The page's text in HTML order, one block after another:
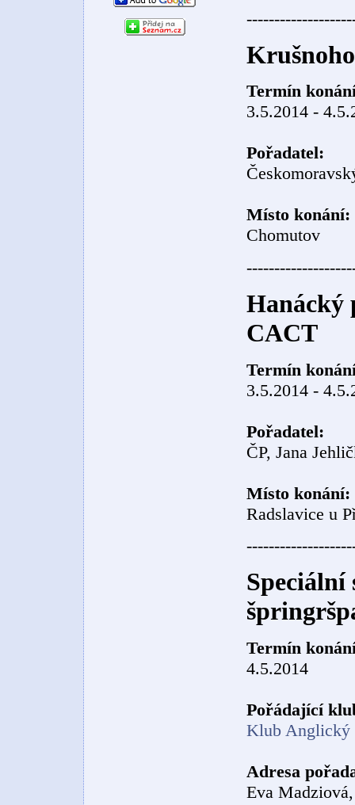
Termín
3.5.2014 -
Pořadatel:
Místo konání:
Chomutov
Hanácký
CACT
Termín
3.5.2014 -
Pořadatel:
ČP, Jana
Místo konání:
Radslavice u
Speciální
Termín
4.5.2014
Pořádající
Klub Anglický
Adresa
Eva